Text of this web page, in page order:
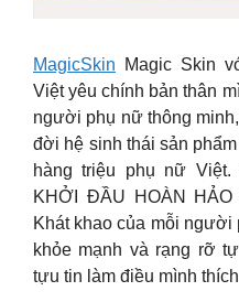
MagicSkin Magic Skin
Việt yêu chính bản thân
người phụ nữ thông
đời hệ sinh thái sản
hàng triệu phụ nữ Việt.
KHỞI ĐẦU HOÀN
Khát khao của mỗi
khỏe mạnh và rạng rỡ
tựu tin làm điều mình